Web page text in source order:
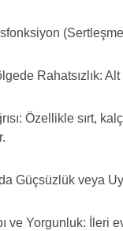
Rahatsızlık:
Özellikle sırt,
Güçsüzlük veya
ve Yorgunluk: İleri